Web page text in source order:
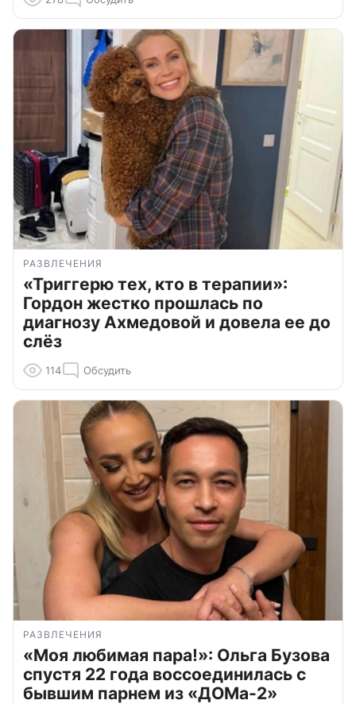
РАЗВЛЕЧЕНИЯ
«Триггерю тех, кто в терапии»:
Гордон жестко прошлась по
диагнозу Ахмедовой и довела ее до
слёз
114 Обсудить
РАЗВЛЕЧЕНИЯ
«Моя любимая пара!»: Ольга Бузова
спустя 22 года воссоединилась с
бывшим парнем из «ДОМа-2»